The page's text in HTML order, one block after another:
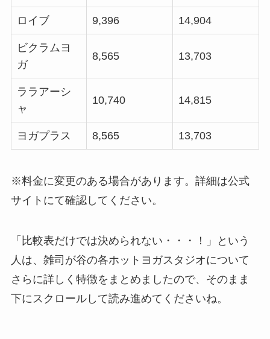
ロイブ 9,396 14,904
ビクラムヨ
ガ
8,565 13,703
ララアーシ
ャ
10,740 14,815
ヨガプラス 8,565 13,703
※料金に変更のある場合があります。詳細は公式
サイトにて確認してください。
「比較表だけでは決められない・・・！」という
人は、雑司が谷の各ホットヨガスタジオについて
さらに詳しく特徴をまとめましたので、そのまま
下にスクロールして読み進めてくださいね。